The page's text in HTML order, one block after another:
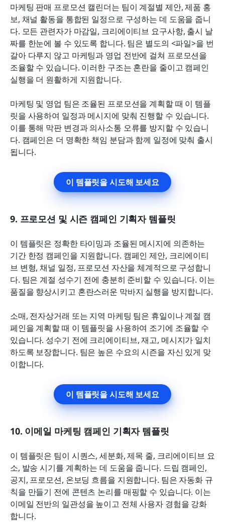
마케팅 판매 프로모션 캘린더는 팀이 계절별 제안, 제품 홍
보, 채널 활동을 통합된 일정으로 구성하는 데 도움을 줍니
다. 모든 관련자가 마감일, 크리에이티브 요구사항, 출시 날
짜를 한눈에 볼 수 있도록 합니다. 팀은 별도의 <파일>을 번
갈아 다루지 않고 마케팅과 영업 전반에 걸쳐 프로모션을
조율할 수 있습니다. 이러한 구조는 혼란을 줄이고 캠페인
실행을 더 원활하게 지원합니다.
마케팅 및 영업 팀은 조율된 프로모션을 계획할 때 이 템플
릿을 사용하여 일정과 메시지에 맞춰 진행할 수 있습니다.
이를 통해 막판 변경과 의사소통 오류를 방지할 수 있습니
다. 캠페인은 더 명확한 책임 분담과 함께 일정에 맞춰 출시
됩니다.
이 템플릿을 시도해 보세요
9. 프로모션 및 시즌 캠페인 기획자 템플릿
이 템플릿은 정확한 타이밍과 조율된 메시지에 의존하는
기간 한정 캠페인을 지원합니다. 캠페인 제안, 크리에이티
브 변형, 채널 일정, 프로모션 자산을 체계적으로 구성합니
다. 팀은 계절 성수기 전에 충분히 준비할 수 있습니다. 이는
품질을 향상시키고 혼란스러운 막바지 실행을 방지합니다.
소매, 전자상거래 또는 지역 마케팅 팀은 휴일이나 계절 캠
페인을 계획할 때 이 템플릿을 사용하여 조기에 조율할 수
있습니다. 성수기 전에 크리에이티브, 재고, 메시지가 일치
하도록 보장합니다. 팀은 높은 수요의 시즌을 자신 있게 맞
이합니다.
이 템플릿을 시도해 보세요
10. 이메일 마케팅 캠페인 기획자 템플릿
이 템플릿은 팀이 시퀀스, 세분화, 제목 줄, 크리에이티브 요
소, 발송 시기를 계획하는 데 도움을 줍니다. 드립 캠페인,
공지, 프로모션, 온보딩 흐름을 지원합니다. 팀은 자동화 규
칙을 만들기 전에 콘텐츠 논리를 매핑할 수 있습니다. 이는
이메일 전반의 일관성을 높이고 전체 사용자 경험을 강화
합니다.